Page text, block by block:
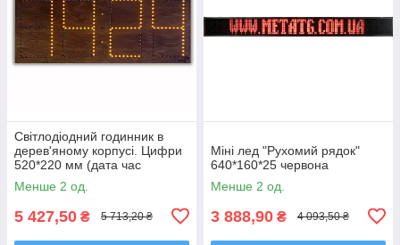
Світлодіодний годинник в
дерев'яному корпусі. Цифри
520*220 мм (дата час
температура)
Менше 2 од.
5 427,50 ₴ 5 713,20 ₴
Міні лед "Рухомий рядок"
640*160*25 червона
Менше 2 од.
3 888,90 ₴ 4 093,50 ₴